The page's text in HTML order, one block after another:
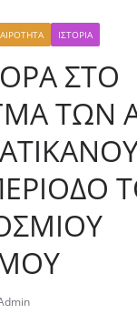
ΙΣΤΟΡΙΑ
ΣΤΟ
ΤΩΝ